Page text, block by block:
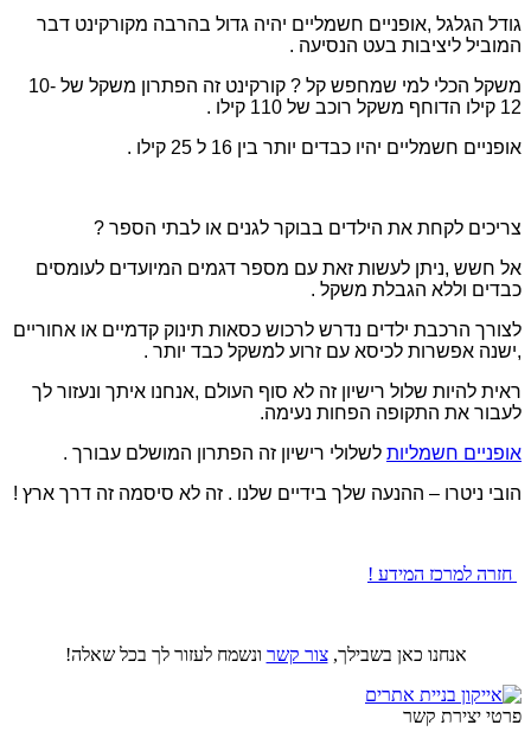
גודל הגלגל ,אופניים חשמליים יהיה גדול בהרבה מקורקינט דבר
המוביל ליציבות בעט הנסיעה .
משקל הכלי למי שמחפש קל ? קורקינט זה הפתרון משקל של 10-
12 קילו הדוחף משקל רוכב של 110 קילו .
אופניים חשמליים יהיו כבדים יותר בין 16 ל 25 קילו .
צריכים לקחת את הילדים בבוקר לגנים או לבתי הספר ?
אל חשש ,ניתן לעשות זאת עם מספר דגמים המיועדים לעומסים
כבדים וללא הגבלת משקל .
לצורך הרכבת ילדים נדרש לרכוש כסאות תינוק קדמיים או אחוריים
,ישנה אפשרות לכיסא עם זרוע למשקל כבד יותר .
ראית להיות שלול רישיון זה לא סוף העולם ,אנחנו איתך ונעזור לך
לעבור את התקופה הפחות נעימה.
אופניים חשמליות לשלולי רישיון זה הפתרון המושלם עבורך .
הובי ניטרו – ההנעה שלך בידיים שלנו . זה לא סיסמה זה דרך ארץ !
חזרה למרכז המידע !
אנחנו כאן בשבילך,צור קשר ונשמח לעזור לך בכל שאלה!
פרטי יצירת קשר